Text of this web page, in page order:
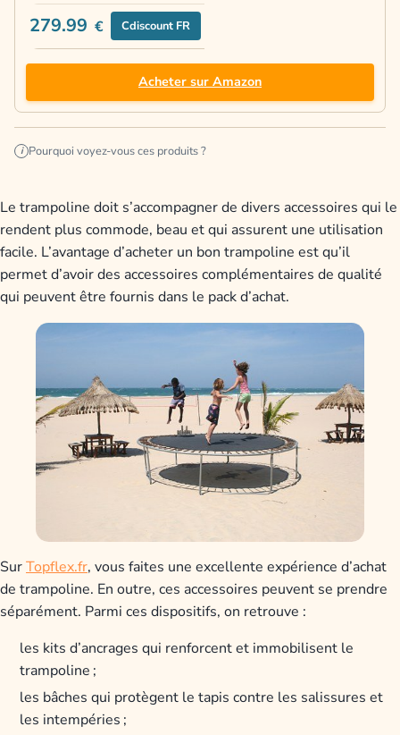
279.99 € Cdiscount FR
Acheter sur Amazon
i Pourquoi voyez-vous ces produits ?
Le trampoline doit s’accompagner de divers accessoires qui le
rendent plus commode, beau et qui assurent une utilisation
facile. L’avantage d’acheter un bon trampoline est qu’il
permet d’avoir des accessoires complémentaires de qualité
qui peuvent être fournis dans le pack d’achat.
SurTopflex.fr, vous faites une excellente expérience d’achat
de trampoline. En outre, ces accessoires peuvent se prendre
séparément. Parmi ces dispositifs, on retrouve :
les kits d’ancrages qui renforcent et immobilisent le
trampoline ;
les bâches qui protègent le tapis contre les salissures et
les intempéries ;